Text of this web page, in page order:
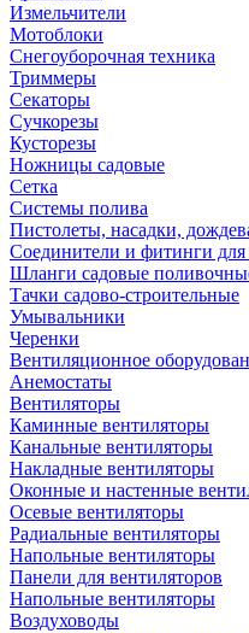
Измельчители
Мотоблоки
Снегоуборочная техника
Триммеры
Секаторы
Сучкорезы
Кусторезы
Ножницы садовые
Сетка
Системы полива
Пистолеты, насадки,
Соединители и фитинги для
Шланги садовые
Тачки садово-строительные
Умывальники
Черенки
Вентиляционное
Анемостаты
Вентиляторы
Каминные вентиляторы
Канальные вентиляторы
Накладные вентиляторы
Оконные и настенные
Осевые вентиляторы
Радиальные вентиляторы
Напольные вентиляторы
Панели для вентиляторов
Напольные вентиляторы
Воздуховоды